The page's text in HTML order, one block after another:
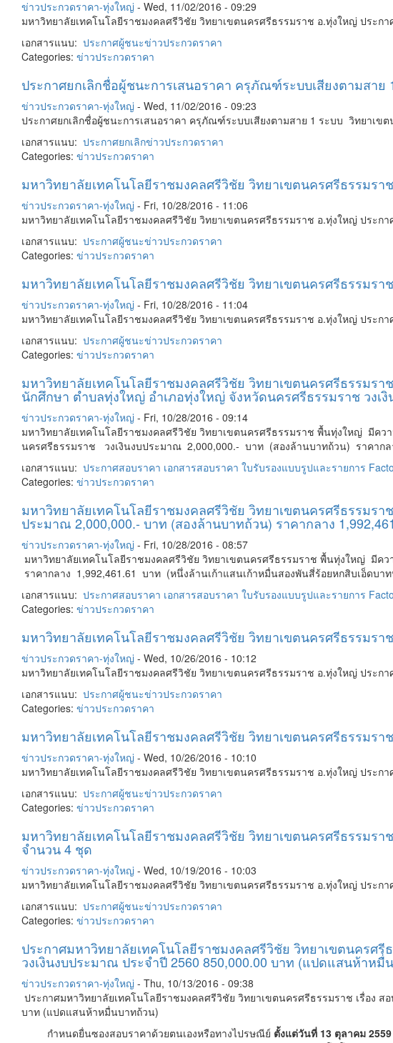
ข่าวประกวดราคา-ทุ่งใหญ่ - Wed, 11/02/2016 - 09:29
มหาวิทยาลัยเทคโนโลยีราชมงคลศรีวิชัย วิทยาเขตนครศรีธรรมราช อ.ทุ่งใหญ่ ประ
เอกสารแนบ: ประกาศผู้ชนะข่าวประกวดราคา
Categories: ข่าวประกวดราคา
ประกาศยกเลิกชื่อผู้ชนะการเสนอราคา ครุภัณฑ์ระบบเสียงตามสา
ข่าวประกวดราคา-ทุ่งใหญ่ - Wed, 11/02/2016 - 09:23
ประกาศยกเลิกชื่อผู้ชนะการเสนอราคา ครุภัณฑ์ระบบเสียงตามสาย 1 ระบบ วิทยาเ
เอกสารแนบ: ประกาศยกเลิกข่าวประกวดราคา
Categories: ข่าวประกวดราคา
มหาวิทยาลัยเทคโนโลยีราชมงคลศรีวิชัย วิทยาเขตนครศรีธรรม
ข่าวประกวดราคา-ทุ่งใหญ่ - Fri, 10/28/2016 - 11:06
มหาวิทยาลัยเทคโนโลยีราชมงคลศรีวิชัย วิทยาเขตนครศรีธรรมราช อ.ทุ่งใหญ่ ปร
เอกสารแนบ: ประกาศผู้ชนะข่าวประกวดราคา
Categories: ข่าวประกวดราคา
มหาวิทยาลัยเทคโนโลยีราชมงคลศรีวิชัย วิทยาเขตนครศรีธรรม
ข่าวประกวดราคา-ทุ่งใหญ่ - Fri, 10/28/2016 - 11:04
มหาวิทยาลัยเทคโนโลยีราชมงคลศรีวิชัย วิทยาเขตนครศรีธรรมราช อ.ทุ่งใหญ่ ประ
เอกสารแนบ: ประกาศผู้ชนะข่าวประกวดราคา
Categories: ข่าวประกวดราคา
มหาวิทยาลัยเทคโนโลยีราชมงคลศรีวิชัย วิทยาเขตนครศรีธรรมร
นักศึกษา ตำบลทุ่งใหญ่ อำเภอทุ่งใหญ่ จังหวัดนครศรีธรรมราช วงเ
ข่าวประกวดราคา-ทุ่งใหญ่ - Fri, 10/28/2016 - 09:14
มหาวิทยาลัยเทคโนโลยีราชมงคลศรีวิชัย วิทยาเขตนครศรีธรรมราช พื้นทุ่งใหญ่ มีคว
นครศรีธรรมราช วงเงินงบประมาณ 2,000,000.- บาท (สองล้านบาทถ้วน) ราคาก
เอกสารแนบ: ประกาศสอบราคา เอกสารสอบราคา ใบรับรองแบบรูปและรายการ
Categories: ข่าวประกวดราคา
มหาวิทยาลัยเทคโนโลยีราชมงคลศรีวิชัย วิทยาเขตนครศรีธรรมร
ประมาณ 2,000,000.- บาท (สองล้านบาทถ้วน) ราคากลาง
ข่าวประกวดราคา-ทุ่งใหญ่ - Fri, 10/28/2016 - 08:57
มหาวิทยาลัยเทคโนโลยีราชมงคลศรีวิชัย วิทยาเขตนครศรีธรรมราช พื้นทุ่งใหญ่ มี
ราคากลาง 1,992,461.61 บาท (หนึ่งล้านเก้าแสนเก้าหมื่นสองพันสี่ร้อยหกสิบเอ็ดบา
เอกสารแนบ: ประกาศสอบราคา เอกสารสอบราคา ใบรับรองแบบรูปและรายการ
Categories: ข่าวประกวดราคา
มหาวิทยาลัยเทคโนโลยีราชมงคลศรีวิชัย วิทยาเขตนครศรีธรรมร
ข่าวประกวดราคา-ทุ่งใหญ่ - Wed, 10/26/2016 - 10:12
มหาวิทยาลัยเทคโนโลยีราชมงคลศรีวิชัย วิทยาเขตนครศรีธรรมราช อ.ทุ่งใหญ่ ประ
เอกสารแนบ: ประกาศผู้ชนะข่าวประกวดราคา
Categories: ข่าวประกวดราคา
มหาวิทยาลัยเทคโนโลยีราชมงคลศรีวิชัย วิทยาเขตนครศรีธรรม
ข่าวประกวดราคา-ทุ่งใหญ่ - Wed, 10/26/2016 - 10:10
มหาวิทยาลัยเทคโนโลยีราชมงคลศรีวิชัย วิทยาเขตนครศรีธรรมราช อ.ทุ่งใหญ่ ปร
เอกสารแนบ: ประกาศผู้ชนะข่าวประกวดราคา
Categories: ข่าวประกวดราคา
มหาวิทยาลัยเทคโนโลยีราชมงคลศรีวิชัย วิทยาเขตนครศรีธรรม
จำนวน 4 ชุด
ข่าวประกวดราคา-ทุ่งใหญ่ - Wed, 10/19/2016 - 10:03
มหาวิทยาลัยเทคโนโลยีราชมงคลศรีวิชัย วิทยาเขตนครศรีธรรมราช อ.ทุ่งใหญ่ ปร
เอกสารแนบ: ประกาศผู้ชนะข่าวประกวดราคา
Categories: ข่าวประกวดราคา
ประกาศมหาวิทยาลัยเทคโนโลยีราชมงคลศรีวิชัย วิทยาเขตนครศ
วงเงินงบประมาณ ประจำปี 2560 850,000.00 บาท (แปดแสนห้าหมื่
ข่าวประกวดราคา-ทุ่งใหญ่ - Thu, 10/13/2016 - 09:38
ประกาศมหาวิทยาลัยเทคโนโลยีราชมงคลศรีวิชัย วิทยาเขตนครศรีธรรมราช เรื่อง
บาท (แปดแสนห้าหมื่นบาทถ้วน)
กำหนดยื่นซองสอบราคาด้วยตนเองหรือทางไปรษณีย์ ตั้งแต่วันที่ 13 ตุลาคม